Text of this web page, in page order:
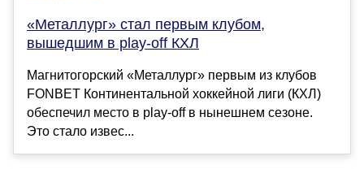
«Металлург» стал первым клубом,
вышедшим в play-off КХЛ
Магнитогорский «Металлург» первым из клубов
FONBET Континентальной хоккейной лиги (КХЛ)
обеспечил место в play-off в нынешнем сезоне.
Это стало извес...